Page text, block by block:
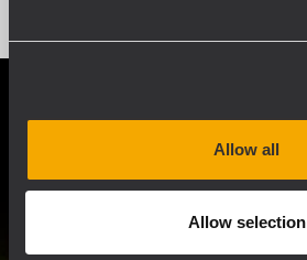
Allow all
Allow selection